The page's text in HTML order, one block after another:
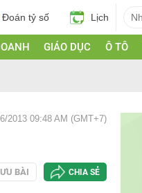
Đoán tỷ số Lịch
GIÁO DỤC Ô TÔ
2013 09:48 AM (GMT+7)
BÀI CHIA SẺ